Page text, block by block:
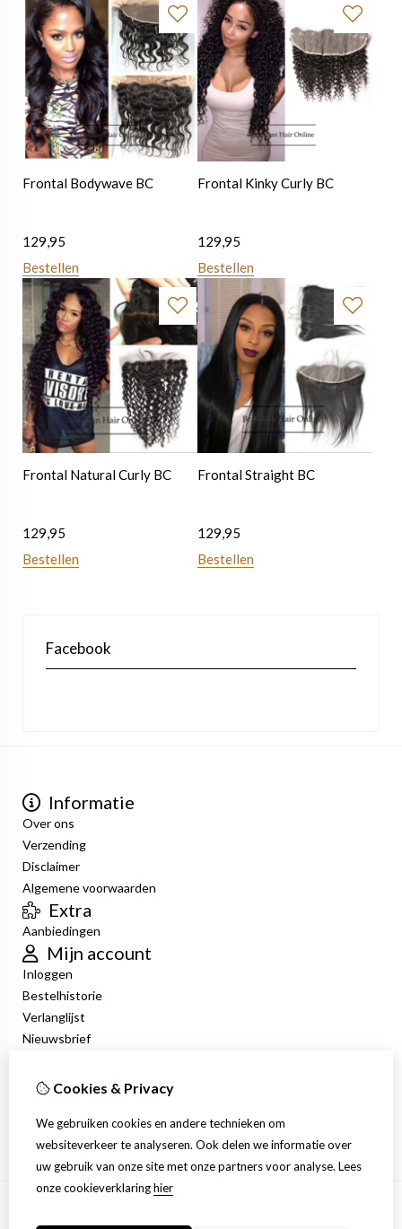
Frontal Bodywave BC
129,95
Bestellen
Frontal Kinky Curly BC
129,95
Bestellen
Frontal Natural Curly BC
129,95
Bestellen
Frontal Straight BC
129,95
Bestellen
Facebook
Informatie
Over ons
Verzending
Disclaimer
Algemene voorwaarden
Extra
Aanbiedingen
Mijn account
Inloggen
Bestelhistorie
Verlanglijst
Nieuwsbrief
Contact
Sitemap
Cookies & Privacy
We gebruiken cookies en andere technieken om
websiteverkeer te analyseren. Ook delen we informatie over
uw gebruik van onze site met onze partners voor analyse. Lees
onze cookieverklaringhier